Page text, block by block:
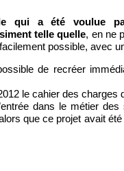
qui a été voulue
telle quelle, en ne
possible, avec
de recréer
le cahier des
dans le métier
que ce projet avait